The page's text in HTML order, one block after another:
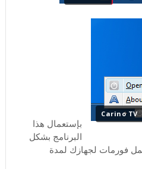
Carino TV
بإستعمال هذا
البرنامج بشكل
فورمات لجهازك لمدة